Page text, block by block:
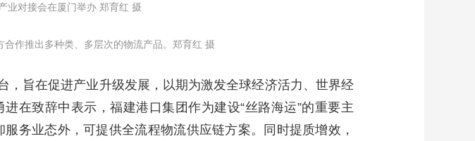
业对接会在厦门举办 郑育红 摄
作推出多种类、多层次的物流产品。郑育红 摄
，旨在促进产业升级发展，以期为激发全球经济活力、世界经
在致辞中表示，福建港口集团作为建设“丝路海运”的重要主
务业态外，可提供全流程物流供应链方案。同时提质增效，